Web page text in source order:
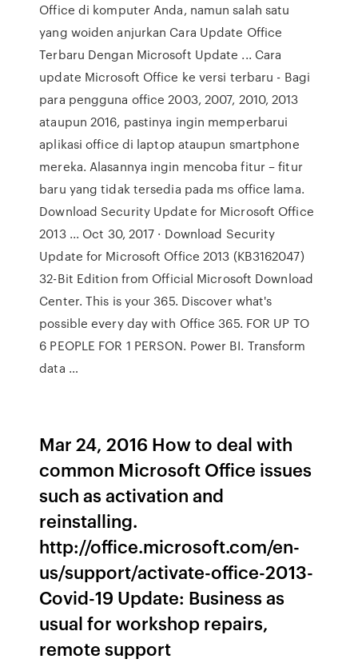
Office di komputer Anda, namun salah satu
yang woiden anjurkan Cara Update Office
Terbaru Dengan Microsoft Update ... Cara
update Microsoft Office ke versi terbaru - Bagi
para pengguna office 2003, 2007, 2010, 2013
ataupun 2016, pastinya ingin memperbarui
aplikasi office di laptop ataupun smartphone
mereka. Alasannya ingin mencoba fitur – fitur
baru yang tidak tersedia pada ms office lama.
Download Security Update for Microsoft Office
2013 ... Oct 30, 2017 · Download Security
Update for Microsoft Office 2013 (KB3162047)
32-Bit Edition from Official Microsoft Download
Center. This is your 365. Discover what's
possible every day with Office 365. FOR UP TO
6 PEOPLE FOR 1 PERSON. Power BI. Transform
data …
Mar 24, 2016 How to deal with
common Microsoft Office issues
such as activation and
reinstalling.
http://office.microsoft.com/en-
us/support/activate-office-2013-
Covid-19 Update: Business as
usual for workshop repairs,
remote support